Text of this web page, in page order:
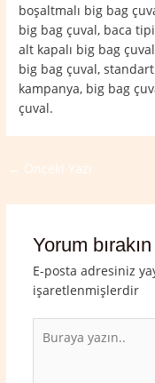
boşaltmalı big bag
big bag çuval, baca
alt kapalı big bag
big bag çuval,
kampanya, big bag
çuval.
← Önceki Yazı
Yorum bırakın
E-posta adresiniz
işaretlenmişlerdir
yazın..